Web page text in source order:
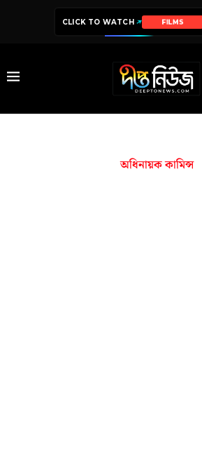
CLICK TO WATCH FILMS
অধিনায়ক কামিন্স